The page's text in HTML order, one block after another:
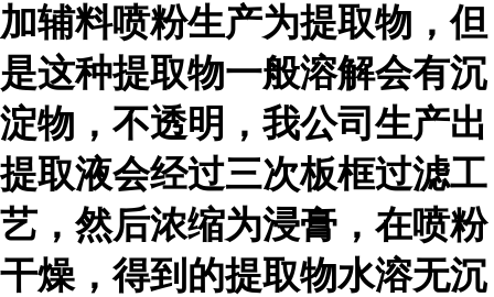
加辅料喷粉生产为提取物，但
是这种提取物一般溶解会有沉
淀物，不透明，我公司生产出
提取液会经过三次板框过滤工
艺，然后浓缩为浸膏，在喷粉
干燥，得到的提取物水溶无沉